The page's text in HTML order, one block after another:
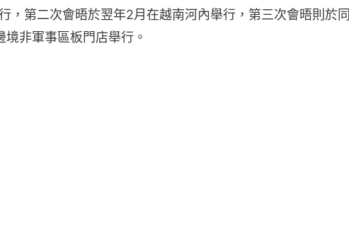
，第二次會晤於翌年2月在越南河內舉行，第三次會晤則於同
境非軍事區板門店舉行。